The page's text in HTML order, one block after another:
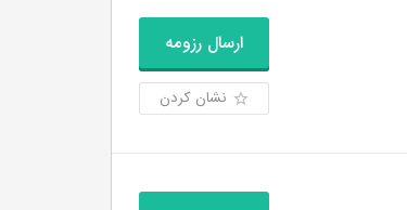
ارسال رزومه
نشان کردن